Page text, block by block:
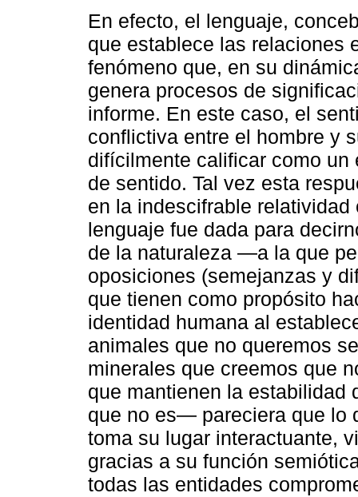
En efecto, el lenguaje,
que establece las relaciones
fenómeno que, en su
genera procesos de
informe. En este caso, el
conflictiva entre el hombre y
difícilmente calificar como
de sentido. Tal vez esta
en la indescifrable
lenguaje fue dada para
de la naturaleza —a la que
oposiciones (semejanzas y
que tienen como propósito
identidad humana al
animales que no queremos
minerales que creemos que
que mantienen la
que no es— pareciera que lo
toma su lugar interactuante,
gracias a su función
todas las entidades